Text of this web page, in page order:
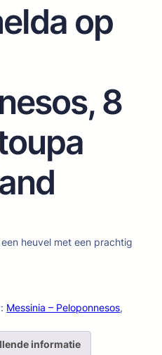
op
8
heuvel met een prachtig
Messinia – Peloponnesos
informatie